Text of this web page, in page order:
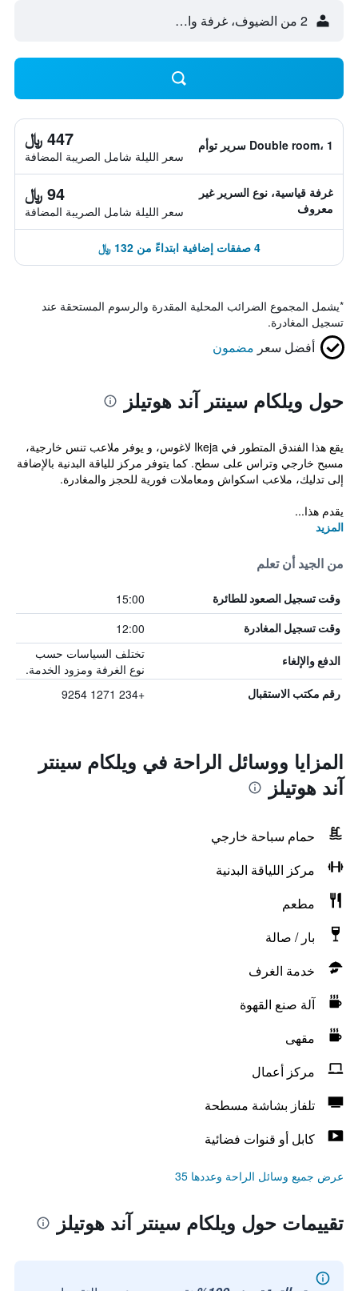
2 من الضيوف، غرفة واحدة
Double room، 1 سرير توأم 447 ﷼
سعر الليلة شامل الصريبة المضافة
غرفة قياسية، نوع السرير غير
معروف
94 ﷼
سعر الليلة شامل الصريبة المضافة
4 صفقات إضافية ابتداءً من 132 ﷼
*يشمل المجموع الضرائب المحلية المقدرة والرسوم المستحقة عند
تسجيل المغادرة.
أفضل سعر مضمون
حول ويلكام سينتر آند هوتيلز
يقع هذا الفندق المتطور في Ikeja لاغوس، و يوفر ملاعب تنس خارجية،
مسبح خارجي وتراس على سطح. كما يتوفر مركز للياقة البدنية بالإضافة
إلى تدليك، ملاعب اسكواش ومعاملات فورية للحجز والمغادرة.
يقدم هذا...
المزيد
من الجيد أن تعلم
وقت تسجيل الصعود للطائرة 15:00
وقت تسجيل المغادرة 12:00
الدفع والإلغاء
تختلف السياسات حسب
نوع الغرفة ومزود الخدمة.
رقم مكتب الاستقبال +234 1271 9254
المزايا ووسائل الراحة في ويلكام سينتر
آند هوتيلز
حمام سباحة خارجي
مركز اللياقة البدنية
مطعم
بار / صالة
خدمة الغرف
آلة صنع القهوة
مقهى
مركز أعمال
تلفاز بشاشة مسطحة
كابل أو قنوات فضائية
عرض جميع وسائل الراحة وعددها 35
تقييمات حول ويلكام سينتر آند هوتيلز